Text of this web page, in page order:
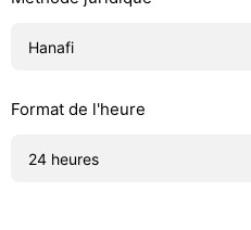
Format de l'heure